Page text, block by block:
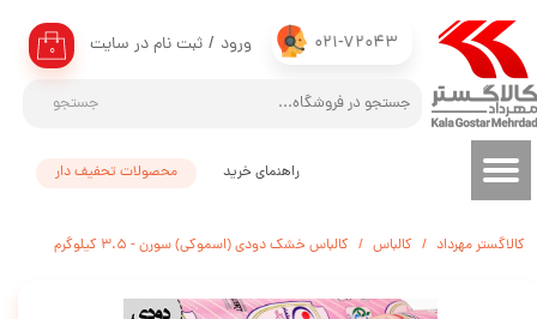
021-72043
جستجو
۰ ورود / ثبت نام در سایت
حساب کاربری من
تغییر گذر واژه
سفارشات
محصولات تحفیف دار راهنمای خرید
کالاگستر مهرداد کالباس کالباس خشک دودی (اسموکی) سورن - 3.5 کیلوگرم